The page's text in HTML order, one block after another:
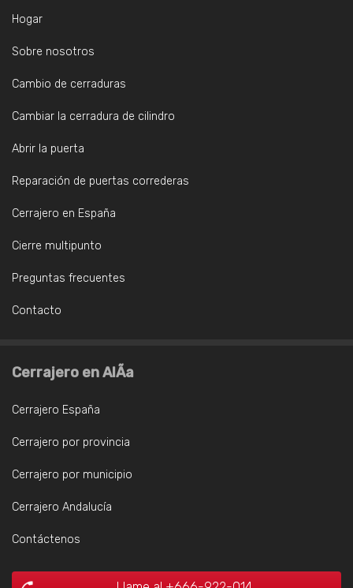
Hogar
Sobre nosotros
Cambio de cerraduras
Cambiar la cerradura de cilindro
Abrir la puerta
Reparación de puertas correderas
Cerrajero en España
Cierre multipunto
Preguntas frecuentes
Contacto
Cerrajero en AlÃ­a
Cerrajero España
Cerrajero por provincia
Cerrajero por municipio
Cerrajero Andalucía
Contáctenos